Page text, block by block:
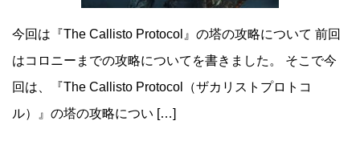
今回は『The Callisto Protocol』の塔の攻略について 前回
はコロニーまでの攻略についてを書きました。 そこで今
回は、『The Callisto Protocol（ザカリストプロトコ
ル）』の塔の攻略につい […]